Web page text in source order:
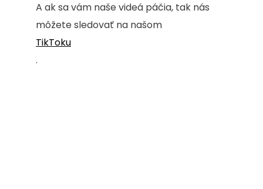
A ak sa vám naše videá páčia, tak nás
môžete sledovať na našom
TikToku
.